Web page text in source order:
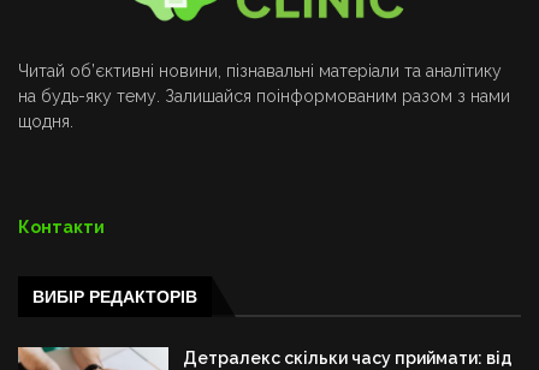
Читай об’єктивні новини, пізнавальні матеріали та аналітику
на будь-яку тему. Залишайся поінформованим разом з нами
щодня.
Контакти
ВИБІР РЕДАКТОРІВ
Детралекс скільки часу приймати: від